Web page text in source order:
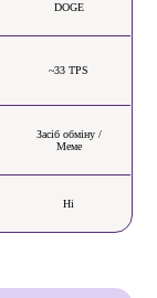
DOGE
~33 TPS
Засіб обміну /
Меме
Ні